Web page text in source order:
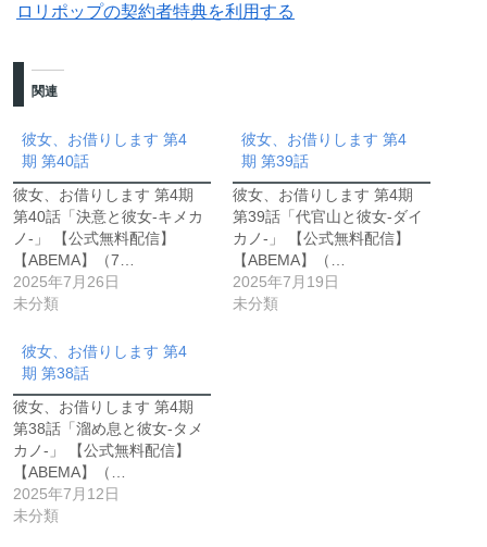
ロリポップの契約者特典を利用する
関連
彼女、お借りします 第4
期 第40話
彼女、お借りします 第4期
第40話「決意と彼女-キメカ
ノ-」 【公式無料配信】
【ABEMA】（7…
2025年7月26日
未分類
彼女、お借りします 第4
期 第39話
彼女、お借りします 第4期
第39話「代官山と彼女-ダイ
カノ-」 【公式無料配信】
【ABEMA】（…
2025年7月19日
未分類
彼女、お借りします 第4
期 第38話
彼女、お借りします 第4期
第38話「溜め息と彼女-タメ
カノ-」 【公式無料配信】
【ABEMA】（…
2025年7月12日
未分類